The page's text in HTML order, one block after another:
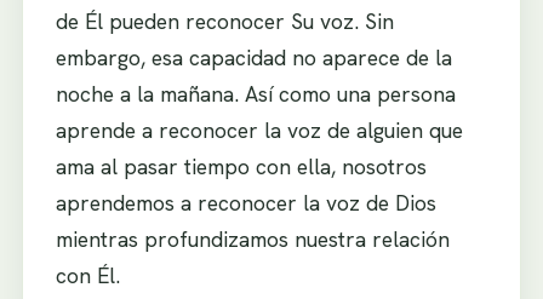
de Él pueden reconocer Su voz. Sin
embargo, esa capacidad no aparece de la
noche a la mañana. Así como una persona
aprende a reconocer la voz de alguien que
ama al pasar tiempo con ella, nosotros
aprendemos a reconocer la voz de Dios
mientras profundizamos nuestra relación
con Él.